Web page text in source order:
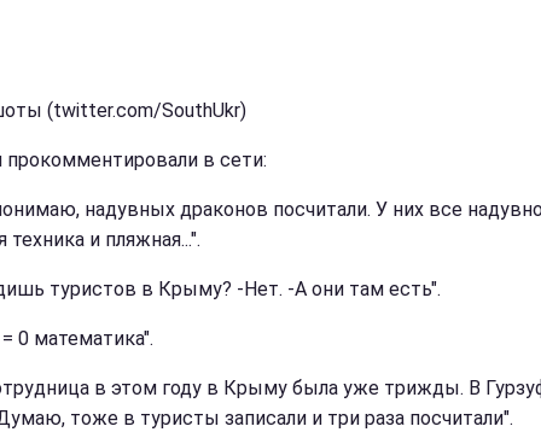
(twitter.com/SouthUkr)
в сети:
надувных драконов посчитали. У них все
техника и пляжная...".
туристов в Крыму? -Нет. -А они там есть".
0 математика".
в этом году в Крыму была уже трижды. В
тоже в туристы записали и три раза посчитали".